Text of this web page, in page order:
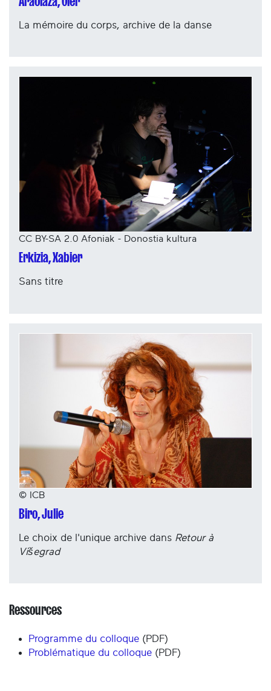
La mémoire du corps, archive de la danse
CC BY-SA 2.0 Afoniak - Donostia kultura
Erkizia, Xabier
Sans titre
© ICB
Biro, Julie
Le choix de l'unique archive dans Retour à
Višegrad
Ressources
Programme du colloque (PDF)
Problématique du colloque (PDF)